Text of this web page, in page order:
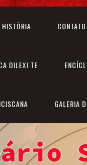
HISTÓRIA CONTATO
DILEXI TE
GALERIA